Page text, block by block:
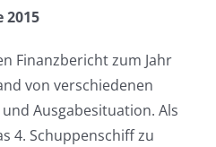
2015
Finanzbericht zum Jahr
von verschiedenen
Ausgabesituation. Als
4. Schuppenschiff zu